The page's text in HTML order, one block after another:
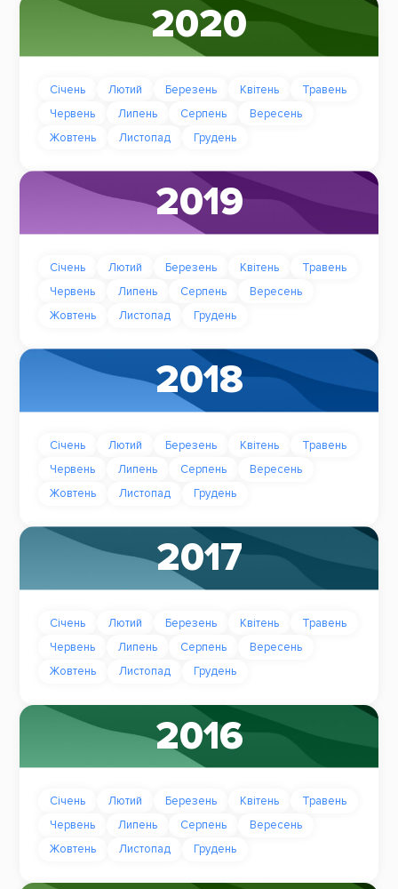
2020
Січень Лютий Березень Квітень
Травень
Червень
Липень Серпень
Вересень
Жовтень
Листопад Грудень
2019
Січень Лютий Березень Квітень
Травень
Червень
Липень Серпень
Вересень
Жовтень
Листопад Грудень
2018
Січень Лютий Березень Квітень
Травень
Червень
Липень Серпень
Вересень
Жовтень
Листопад Грудень
2017
Січень Лютий Березень Квітень
Травень
Червень
Липень Серпень
Вересень
Жовтень
Листопад Грудень
2016
Січень Лютий Березень Квітень
Травень
Червень
Липень Серпень
Вересень
Жовтень
Листопад Грудень